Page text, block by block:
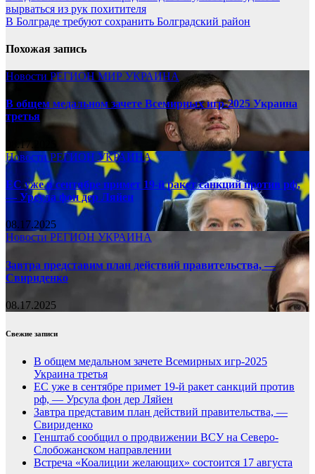
вырваться из рук похитителя
В Болграде требуют сохранить Болградский район
Похожая запись
Новости РЕГИОНМИР УКРАИНА
В общем медальном зачете Всемирных игр-2025 Украина
третья
08.17.2025
НовостиРЕГИОНУКРАИНА
ЕС уже в сентябре примет 19-й ракет санкций против рф,
— Урсула фон дер Ляйен
08.17.2025
Новости РЕГИОН УКРАИНА
Завтра представим план действий правительства, —
Свириденко
08.17.2025
Свежие записи
В общем медальном зачете Всемирных игр-2025
Украина третья
ЕС уже в сентябре примет 19-й ракет санкций против
рф, — Урсула фон дер Ляйен
Завтра представим план действий правительства, —
Свириденко
Генштаб сообщил о продвижении ВСУ на Северо-
Слобожанском направлении
Встреча «Коалиции желающих» состоится 17 августа